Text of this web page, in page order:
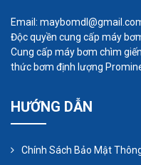
lỏng. Để chọn được
lượng oxi cần phải
quá trình oxi hóa bị
trong nước thải.
nước thải cộng thêm
Email:
Độc quyền cung cấp máy
Cung cấp máy bơm chìm
thức bơm định lượng
HƯỚNG DẪN
Chính Sách Bảo Mật